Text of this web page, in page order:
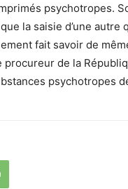
psychotropes.
la saisie d’une
fait savoir de
de la
psychotropes